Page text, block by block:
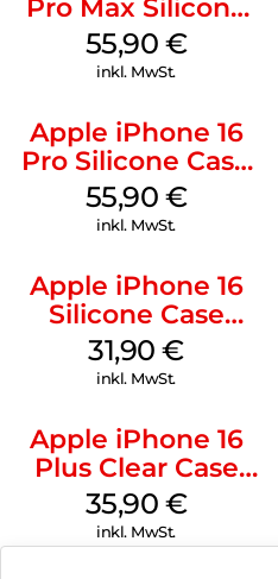
Pro Max Silicone
Case MagSafe
Stone Gray
55,90 €
inkl. MwSt.
Apple iPhone 16
Pro Silicone Case
MagSafe Stone
Gray
55,90 €
inkl. MwSt.
Apple iPhone 16
Silicone Case
MagSafe Fuchsia
31,90€
inkl. MwSt.
Apple iPhone 16
Plus Clear Case
MagSafe
Transparent
35,90 €
inkl. MwSt.